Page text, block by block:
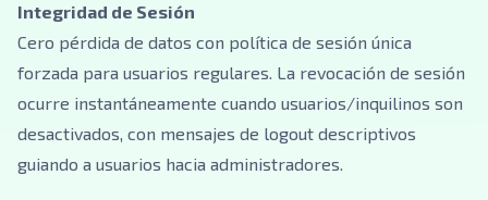
Integridad de Sesión
Cero pérdida de datos con política de sesión única
forzada para usuarios regulares. La revocación de sesión
ocurre instantáneamente cuando usuarios/inquilinos son
desactivados, con mensajes de logout descriptivos
guiando a usuarios hacia administradores.